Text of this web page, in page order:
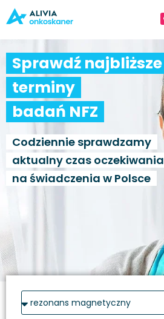
Sprawdź najbliższe
terminy
badań NFZ
Codziennie sprawdzamy
aktualny czas oczekiwania
na świadczenia w Polsce